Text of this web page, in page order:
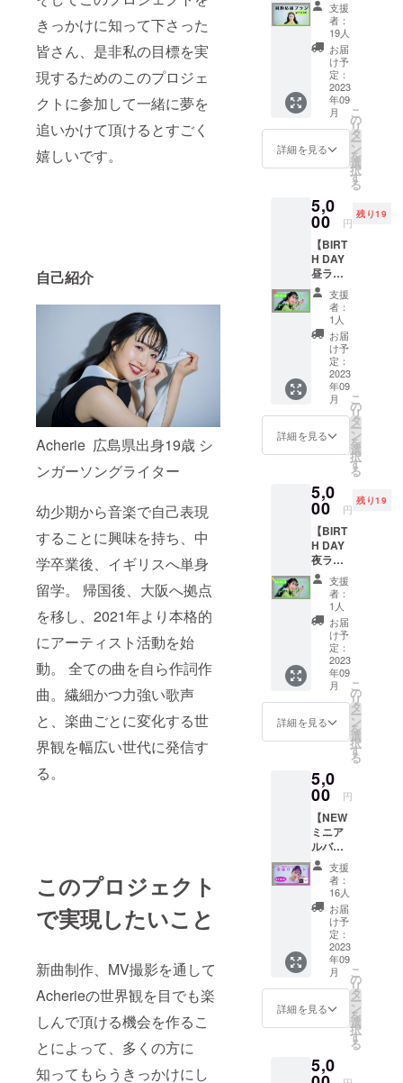
きっかけに知って下さった
皆さん、是非私の目標を実
現するためのこのプロジェ
クトに参加して一緒に夢を
追いかけて頂けるとすごく
嬉しいです。
自己紹介
Acherie 広島県出身19歳 シ
ンガーソングライター
幼少期から音楽で自己表現
することに興味を持ち、中
学卒業後、イギリスへ単身
留学。 帰国後、大阪へ拠点
を移し、2021年より本格的
にアーティスト活動を始
動。 全ての曲を自ら作詞作
曲。繊細かつ力強い歌声
と、楽曲ごとに変化する世
界観を幅広い世代に発信す
る。
このプロジェクト
で実現したいこと
新曲制作、MV撮影を通して
Acherieの世界観を目でも楽
しんで頂ける機会を作るこ
とによって、多くの方に
知ってもらうきっかけにし
ワールドラ
イブも予定
している。
ン内
容：
①Ache
rieより
お礼の
メール
をお送
りさせ
ていた
だきま
す。
(メール
はみな
さま同
じにな
ります)
支援
者：
19人
お届
け予
定：
2023
年09
月
詳細を見る
こ
の
リ
タ
ー
ン
を
選
択
す
る
5,0
00 円
残り19
【BIRT
H DAY
昼ライ
ブ応援
プラ
ン】 リ
ターン
内容：
①Ache
rie 20th
Birthda
y One
Man
Live @
中津
Stepの
チケッ
トを提
供させ
ていた
だきま
す。(会
場取り
置き)
②Ache
rieより
お礼の
メール
をお送
りさせ
ていた
だきま
す。
さま同
じにな
ります)
2023年
9月16日
に20歳
を迎え
Acherie
のバー
スデー
ワンマ
ンライ
ブにお
ける応
援プラ
ンで
9月16日
支援
者：
1人
お届
け予
定：
2023
年09
月
詳細を見る
こ
の
リ
タ
ー
ン
を
選
択
す
る
5,0
00 円
残り19
【BIRT
H DAY
夜ライ
ブ応援
プラ
ン】 リ
ターン
内容：
①Ache
rie 20th
Birthda
y One
Man
Live @
中津
Stepの
チケッ
トを提
供させ
ていた
だきま
す。(会
場取り
置き)
②Ache
rieより
お礼の
メール
をお送
りさせ
ていた
だきま
す。
さま同
じにな
支援
者：
1人
お届
け予
定：
2023
年09
月
詳細を見る
こ
の
リ
タ
ー
ン
を
選
択
す
る
5,0
00 円
【NEW
ミニア
ルバム
お届け
プラ
ン】 リ
ターン
内容：
①9/16
発売5曲
入り
NEWミ
ニアル
バム(サ
イン入
り)を郵
②Ache
rieより
支援
者：
16人
お届
け予
定：
2023
年09
月
詳細を見る
こ
の
リ
タ
ー
ン
を
選
択
す
る
5,0